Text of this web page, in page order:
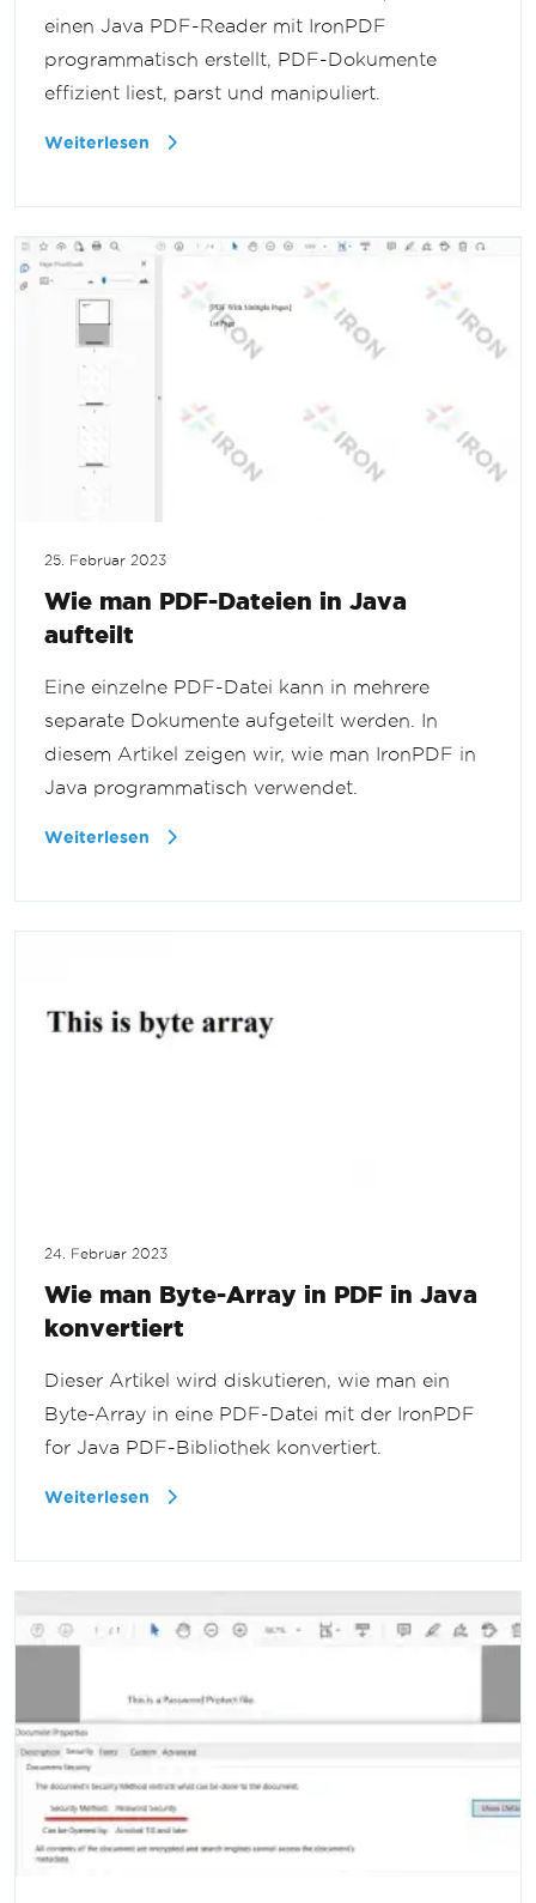
einen Java PDF-Reader mit IronPDF
programmatisch erstellt, PDF-Dokumente
effizient liest, parst und manipuliert.
Weiterlesen
25. Februar 2023
Wie man PDF-Dateien in Java
aufteilt
Eine einzelne PDF-Datei kann in mehrere
separate Dokumente aufgeteilt werden. In
diesem Artikel zeigen wir, wie man IronPDF in
Java programmatisch verwendet.
Weiterlesen
24. Februar 2023
Wie man Byte-Array in PDF in Java
konvertiert
Dieser Artikel wird diskutieren, wie man ein
Byte-Array in eine PDF-Datei mit der IronPDF
for Java PDF-Bibliothek konvertiert.
Weiterlesen